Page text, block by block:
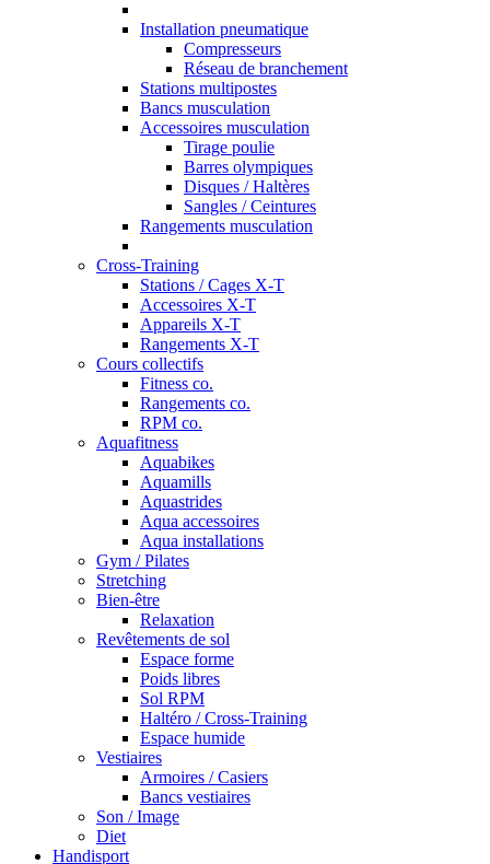
Installation pneumatique
Compresseurs
Réseau de branchement
Stations multipostes
Bancs musculation
Accessoires musculation
Tirage poulie
Barres olympiques
Disques / Haltères
Sangles / Ceintures
Rangements musculation
Cross-Training
Stations / Cages X-T
Accessoires X-T
Appareils X-T
Rangements X-T
Cours collectifs
Fitness co.
Rangements co.
RPM co.
Aquafitness
Aquabikes
Aquamills
Aquastrides
Aqua accessoires
Aqua installations
Gym / Pilates
Stretching
Bien-être
Relaxation
Revêtements de sol
Espace forme
Poids libres
Sol RPM
Haltéro / Cross-Training
Espace humide
Vestiaires
Armoires / Casiers
Bancs vestiaires
Son / Image
Diet
Handisport